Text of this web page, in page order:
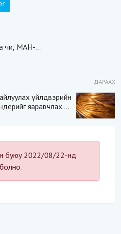
чи, МАН-
ДАРААХ
үйлдвэрийн
яаравчлах нь
буюу 2022/08/22-нд